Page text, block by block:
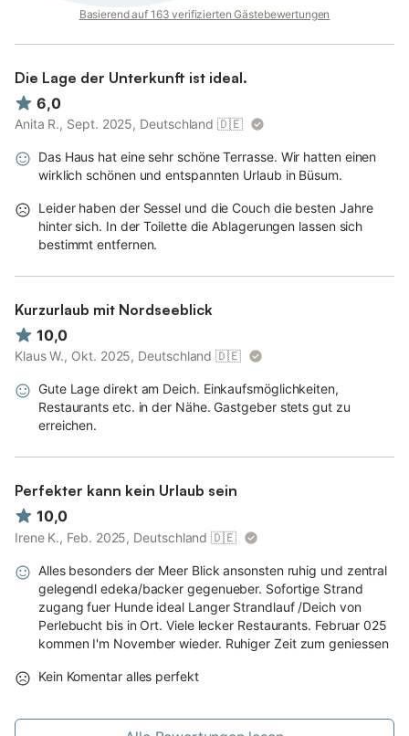
Basierend auf 163 verifizierten Gästebewertungen
Die Lage der Unterkunft ist ideal.
6,0
Anita R., Sept. 2025, Deutschland 🇩🇪
Das Haus hat eine sehr schöne Terrasse. Wir hatten einen
wirklich schönen und entspannten Urlaub in Büsum.
Leider haben der Sessel und die Couch die besten Jahre
hinter sich. In der Toilette die Ablagerungen lassen sich
bestimmt entfernen.
Kurzurlaub mit Nordseeblick
10,0
Klaus W., Okt. 2025, Deutschland 🇩🇪
Gute Lage direkt am Deich. Einkaufsmöglichkeiten,
Restaurants etc. in der Nähe. Gastgeber stets gut zu
erreichen.
Perfekter kann kein Urlaub sein
10,0
Irene K., Feb. 2025, Deutschland 🇩🇪
Alles besonders der Meer Blick ansonsten ruhig und zentral
gelegendl edeka/backer gegenueber. Sofortige Strand
zugang fuer Hunde ideal Langer Strandlauf /Deich von
Perlebucht bis in Ort. Viele lecker Restaurants. Februar 025
kommen I'm November wieder. Ruhiger Zeit zum geniessen
Kein Komentar alles perfekt